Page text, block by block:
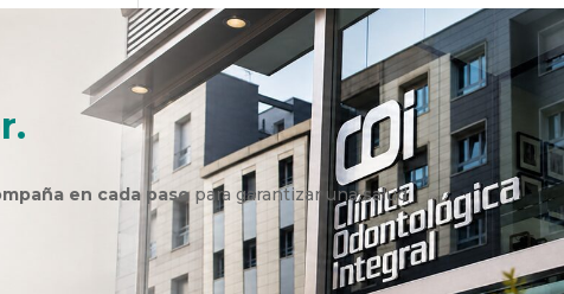
en cada pasopara garantizar una salud